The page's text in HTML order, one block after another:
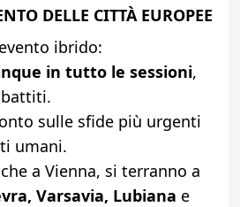
DELLE CITTÀ EUROPEE
ibrido:
in tutto le sessioni,
sulle sfide più urgenti
umani.
a Vienna, si terranno a
Varsavia, Lubiana e